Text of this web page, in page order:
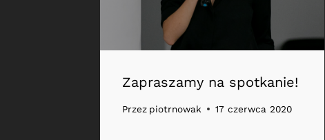
Zapraszamy na spotkanie!
Przez piotrnowak 17 czerwca 2020